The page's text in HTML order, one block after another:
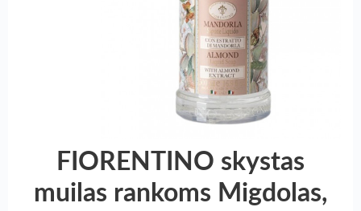
FIORENTINO skystas
muilas rankoms Migdolas,